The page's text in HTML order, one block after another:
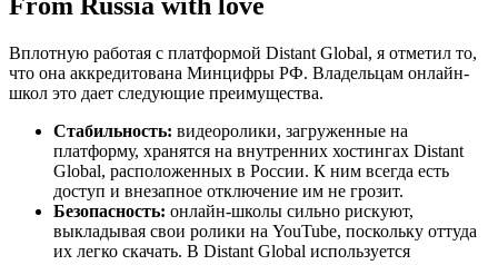
Вплотную работая с платформой Distant Global, я отметил то,
что она аккредитована Минцифры РФ. Владельцам онлайн-
школ это дает следующие преимущества.
Стабильность: видеоролики, загруженные на
платформу, хранятся на внутренних хостингах Distant
Global, расположенных в России. К ним всегда есть
доступ и внезапное отключение им не грозит.
Безопасность: онлайн-школы сильно рискуют,
выкладывая свои ролики на YouTube, поскольку оттуда
их легко скачать. В Distant Global используется